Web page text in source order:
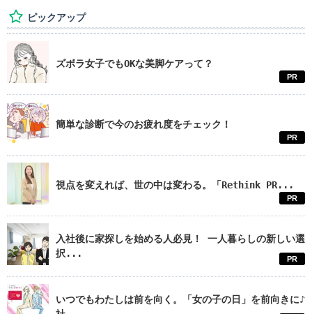
ピックアップ
ズボラ女子でもOKな美脚ケアって？
PR
簡単な診断で今のお疲れ度をチェック！
PR
視点を変えれば、世の中は変わる。「Rethink PR...
PR
入社後に家探しを始める人必見！ 一人暮らしの新しい選
択...
PR
いつでもわたしは前を向く。「女の子の日」を前向きに♪